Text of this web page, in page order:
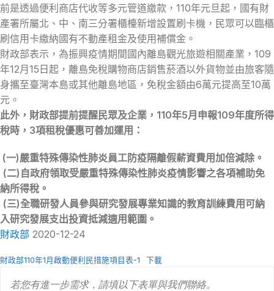
前是透過便利商店代收等多元管道繳款，110年元旦起，國有財
產署所屬北、中、南三分署櫃檯新增設置刷卡機，民眾可以臨櫃
刷信用卡繳納國有不動產租金及使用補償金。
財政部表示，為振興疫情期間國內離島觀光旅遊相關產業，109
年12月15日起，離島免稅購物商店銷售菸酒以外貨物並由旅客隨
身攜至臺灣本島或其他離島地區，免稅金額由6萬元提高至10萬
元。
此外，財政部提前提醒民眾及企業，110年5月申報109年度所得
稅時，3項租稅優惠可善加運用：
(一)嚴重特殊傳染性肺炎員工防疫隔離假薪資費用加倍減除。
(二)自政府領取受嚴重特殊傳染性肺炎疫情影響之各項補助免
納所得稅。
(三)全職研發人員參與研究發展專業知識的教育訓練費用可納
入研究發展支出投資抵減適用範圍。
財政部 2020-12-24
財政部110年1月啟動便利民措施項目表-1 下載
若您有進一步需求，請填以下表單與我們聯絡。